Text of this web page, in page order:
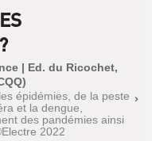
| Ed. du Ricochet,
épidémies, de la peste
et la dengue,
des pandémies ainsi
2022